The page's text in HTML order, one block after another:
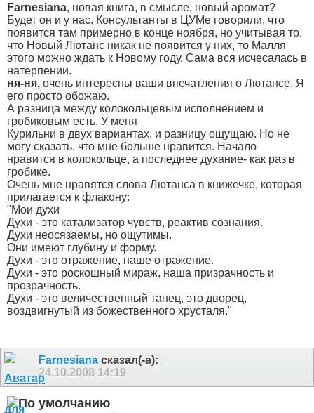
Farnesiana, новая книга, в смысле, новый аромат?
Будет он и у нас. Консультанты в ЦУМе говорили, что
появится там примерно в конце ноября, но учитывая то,
что Новый Лютанс никак не появится у них, то Малля
этого можно ждать к Новому году. Сама вся исчесалась в
натерпении.
ня-ня, очень интересны ваши впечатления о Лютансе. Я
его просто обожаю.
А разница между колокольцевым исполнением и
гробиковым есть. У меня
Курильни в двух вариантах, и разницу ощущаю. Но не
могу сказать, что мне больше нравится. Начало
нравится в колокольце, а последнее духание- как раз в
гробике.
Очень мне нравятся слова Лютанса в книжечке, которая
прилагается к флакону:
"Мои духи
Духи - это катализатор чувств, реактив сознания.
Духи неосязаемы, но ощутимы.
Они имеют глубину и форму.
Духи - это отражение, наше отражение.
Духи - это роскошный мираж, наша призрачность и
прозрачность.
Духи - это величественный танец, это дворец,
воздвигнутый из божественного хрусталя."
Farnesiana сказал(-а):
24.10.2008 14:19